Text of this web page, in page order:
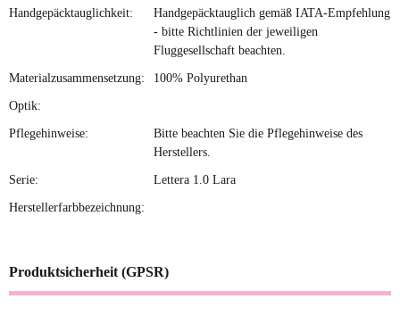
Handgepäcktauglichkeit:
Handgepäcktauglich gemäß IATA-Empfehlung
- bitte Richtlinien der jeweiligen
Fluggesellschaft beachten.
Materialzusammensetzung: 100% Polyurethan
Optik:
Pflegehinweise:
Bitte beachten Sie die Pflegehinweise des
Herstellers.
Serie: Lettera 1.0 Lara
Herstellerfarbbezeichnung:
Produktsicherheit (GPSR)